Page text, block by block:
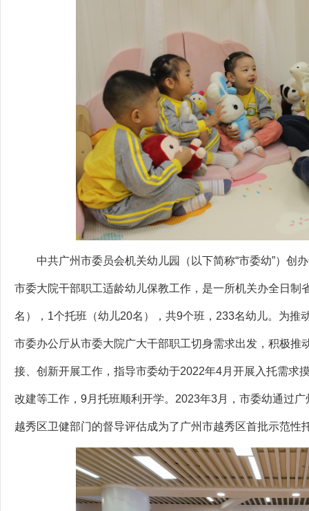
中共广州市委员会机关幼儿园（以下简称“市委幼”） 创
市委大院干部职工适龄幼儿保教工作，是一所机关办全日制
名 ） ，1个托班（幼儿20名 ） ，共9个班，233名幼儿。为推
市委办公厅从市委大院广大干部职工切身需求出发，积极
接、创新开展工作，指导市委幼于2022年4月开展入托需求
改建等工作，9月托班顺利开学。2023年3月，市委幼通过
越秀区卫健部门的督导评估成为了广州市越秀区首批示范性